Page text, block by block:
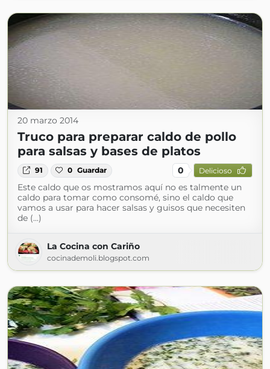
20 marzo 2014
Truco para preparar caldo de pollo
para salsas y bases de platos
91 0 Guardar 0 Delicioso
Este caldo que os mostramos aquí no es talmente un
caldo para tomar como consomé, sino el caldo que
vamos a usar para hacer salsas y guisos que necesiten
de (...)
La Cocina con Cariño
cocinademoli.blogspot.com